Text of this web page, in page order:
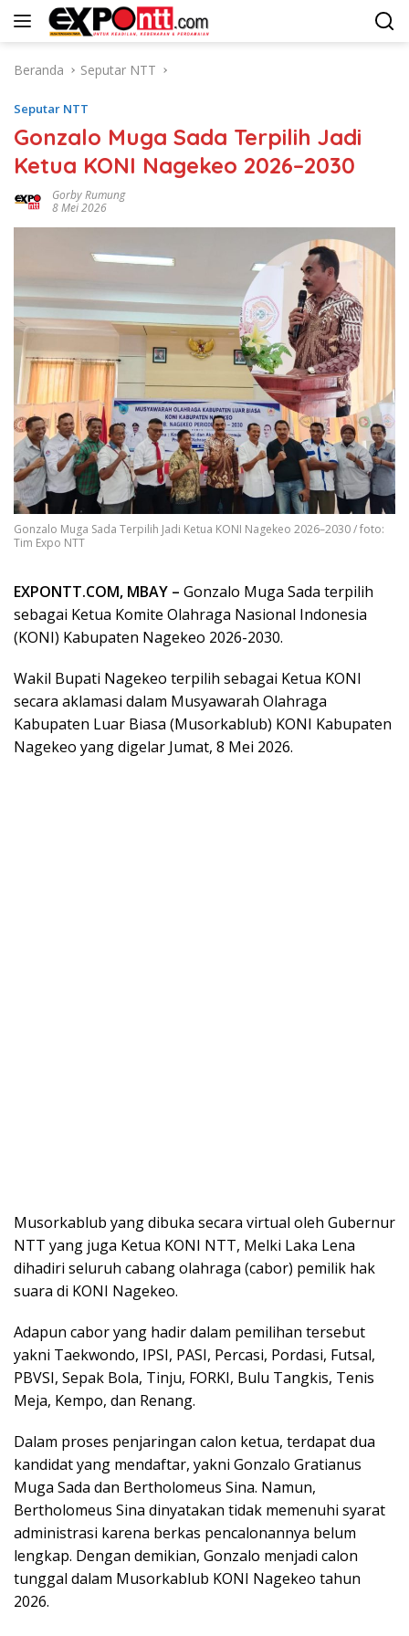
Langsung
Beranda
Seputar NTT
Seputar NTT
Gonzalo Muga Sada Terpilih Jadi
Ketua KONI Nagekeo 2026–2030
Gorby Rumung
8 Mei 2026
Gonzalo Muga Sada Terpilih Jadi Ketua KONI Nagekeo 2026–2030 / foto:
Tim Expo NTT
EXPONTT.COM, MBAY – Gonzalo Muga Sada terpilih
sebagai Ketua Komite Olahraga Nasional Indonesia
(KONI) Kabupaten Nagekeo 2026-2030.
Wakil Bupati Nagekeo terpilih sebagai Ketua KONI
secara aklamasi dalam Musyawarah Olahraga
Kabupaten Luar Biasa (Musorkablub) KONI Kabupaten
Nagekeo yang digelar Jumat, 8 Mei 2026.
Musorkablub yang dibuka secara virtual oleh Gubernur
NTT yang juga Ketua KONI NTT, Melki Laka Lena
dihadiri seluruh cabang olahraga (cabor) pemilik hak
suara di KONI Nagekeo.
Adapun cabor yang hadir dalam pemilihan tersebut
yakni Taekwondo, IPSI, PASI, Percasi, Pordasi, Futsal,
PBVSI, Sepak Bola, Tinju, FORKI, Bulu Tangkis, Tenis
Meja, Kempo, dan Renang.
Dalam proses penjaringan calon ketua, terdapat dua
kandidat yang mendaftar, yakni Gonzalo Gratianus
Muga Sada dan Bertholomeus Sina. Namun,
Bertholomeus Sina dinyatakan tidak memenuhi syarat
administrasi karena berkas pencalonannya belum
lengkap. Dengan demikian, Gonzalo menjadi calon
tunggal dalam Musorkablub KONI Nagekeo tahun
2026.